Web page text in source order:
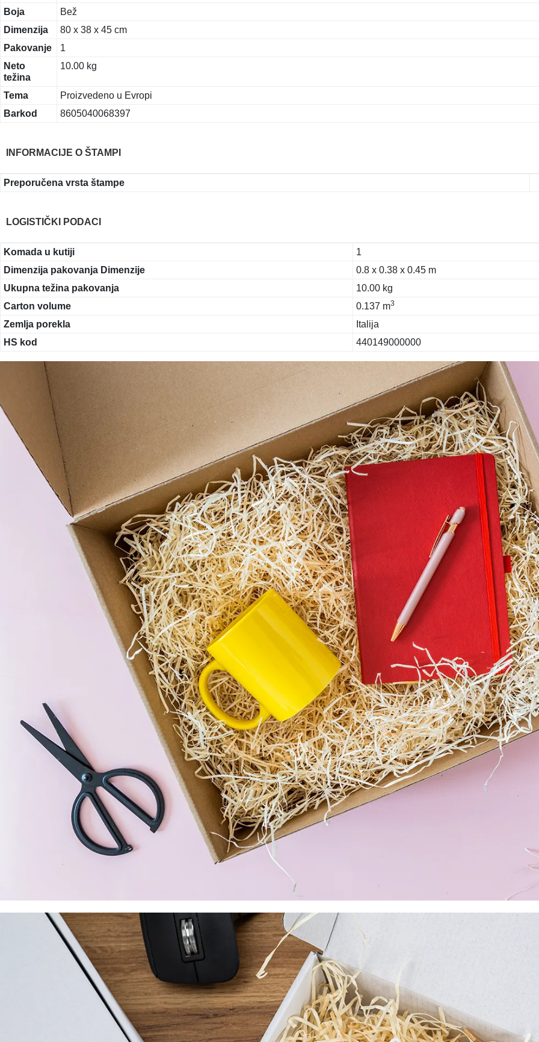
Boja
Bež
Dimenzija
80 x 38 x 45 cm
Pakovanje
1
Neto
težina
10.00 kg
Tema
Proizvedeno u Evropi
Barkod
8605040068397
INFORMACIJE O ŠTAMPI
Preporučena vrsta štampe
LOGISTIČKI PODACI
Komada u kutiji
1
Dimenzija pakovanja Dimenzije
0.8 x 0.38 x 0.45 m
Ukupna težina pakovanja
10.00 kg
Carton volume
0.137 m3
Zemlja porekla
Italija
HS kod
440149000000